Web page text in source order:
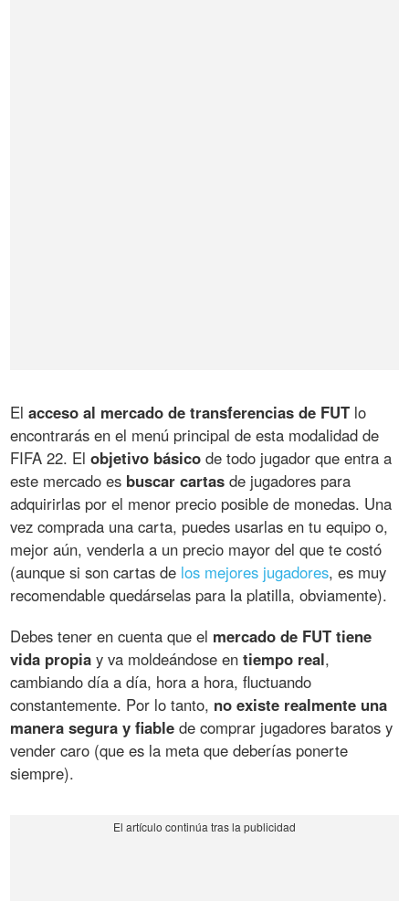
Elacceso al mercado de transferencias de FUT lo
encontrarás en el menú principal de esta modalidad de
FIFA 22. Elobjetivo básico de todo jugador que entra a
este mercado es buscar cartas de jugadores para
adquirirlas por el menor precio posible de monedas. Una
vez comprada una carta, puedes usarlas en tu equipo o,
mejor aún, venderla a un precio mayor del que te costó
(aunque si son cartas de los mejores jugadores, es muy
recomendable quedárselas para la platilla, obviamente).
Debes tener en cuenta que el mercado de FUT tiene
vida propia y va moldeándose entiempo real,
cambiando día a día, hora a hora, fluctuando
constantemente. Por lo tanto, no existe realmente una
manera segura y fiable de comprar jugadores baratos y
vender caro (que es la meta que deberías ponerte
siempre).